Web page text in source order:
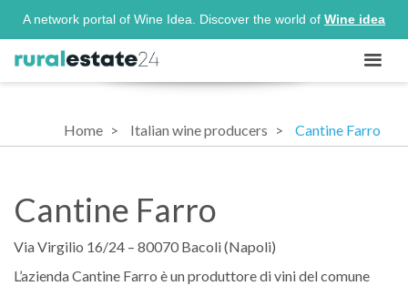
A network portal of Wine Idea. Discover the world of Wine idea
Home Italian wine producers Cantine Farro
Cantine Farro
Via Virgilio 16/24 – 80070 Bacoli (Napoli)
L’azienda Cantine Farro è un produttore di vini del comune